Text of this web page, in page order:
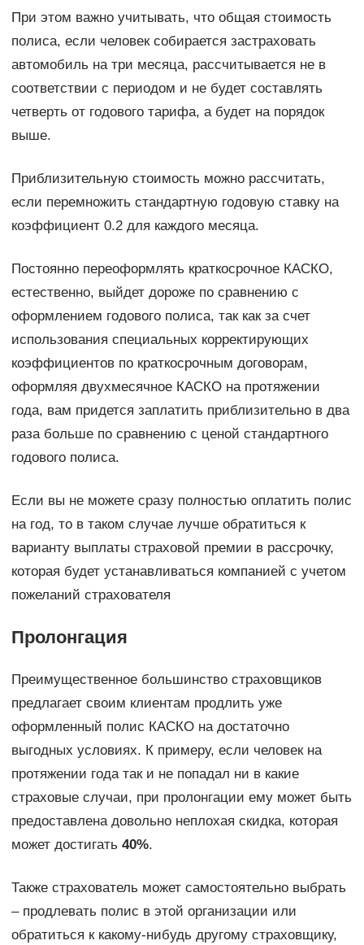
При этом важно учитывать, что общая стоимость
полиса, если человек собирается застраховать
автомобиль на три месяца, рассчитывается не в
соответствии с периодом и не будет составлять
четверть от годового тарифа, а будет на порядок
выше.
Приблизительную стоимость можно рассчитать,
если перемножить стандартную годовую ставку на
коэффициент 0.2 для каждого месяца.
Постоянно переоформлять краткосрочное КАСКО,
естественно, выйдет дороже по сравнению с
оформлением годового полиса, так как за счет
использования специальных корректирующих
коэффициентов по краткосрочным договорам,
оформляя двухмесячное КАСКО на протяжении
года, вам придется заплатить приблизительно в два
раза больше по сравнению с ценой стандартного
годового полиса.
Если вы не можете сразу полностью оплатить полис
на год, то в таком случае лучше обратиться к
варианту выплаты страховой премии в рассрочку,
которая будет устанавливаться компанией с учетом
пожеланий страхователя
Пролонгация
Преимущественное большинство страховщиков
предлагает своим клиентам продлить уже
оформленный полис КАСКО на достаточно
выгодных условиях. К примеру, если человек на
протяжении года так и не попадал ни в какие
страховые случаи, при пролонгации ему может быть
предоставлена довольно неплохая скидка, которая
может достигать 40%.
Также страхователь может самостоятельно выбрать
– продлевать полис в этой организации или
обратиться к какому-нибудь другому страховщику,